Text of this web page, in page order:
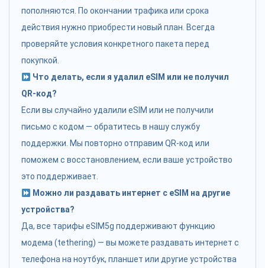
пополняются. По окончании трафика или срока
действия нужно приобрести новый план. Всегда
проверяйте условия конкретного пакета перед
покупкой.
Что делать, если я удалил eSIM или не получил
QR-код?
Если вы случайно удалили eSIM или не получили
письмо с кодом — обратитесь в нашу службу
поддержки. Мы повторно отправим QR-код или
поможем с восстановлением, если ваше устройство
это поддерживает.
Можно ли раздавать интернет с eSIM на другие
устройства?
Да, все тарифы eSIM5g поддерживают функцию
модема (tethering) — вы можете раздавать интернет с
телефона на ноутбук, планшет или другие устройства